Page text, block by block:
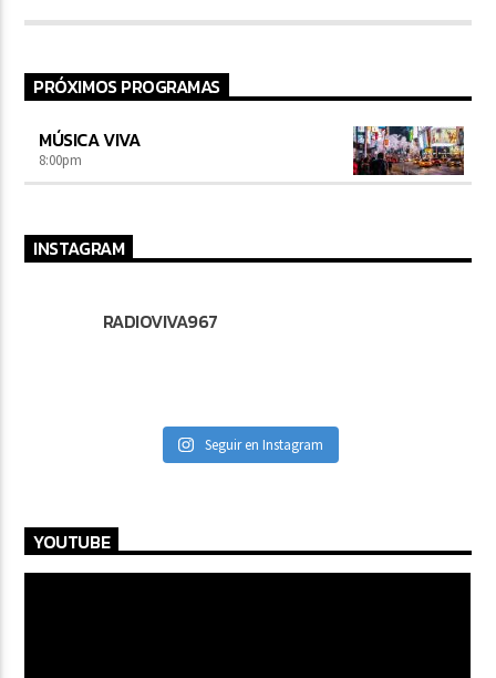
PRÓXIMOS PROGRAMAS
MÚSICA VIVA
8:00pm
INSTAGRAM
RADIOVIVA967
Seguir en Instagram
YOUTUBE